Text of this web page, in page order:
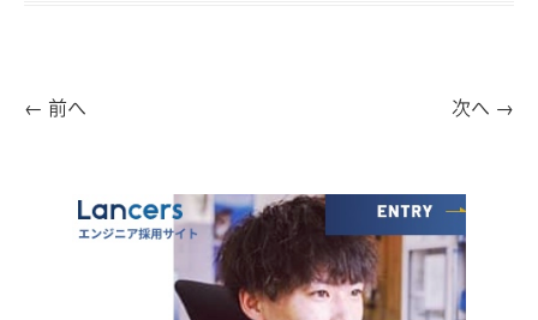
← 前へ 次へ →